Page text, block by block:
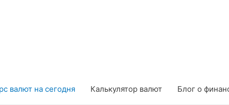
валют на сегодня Калькулятор валют Блог о